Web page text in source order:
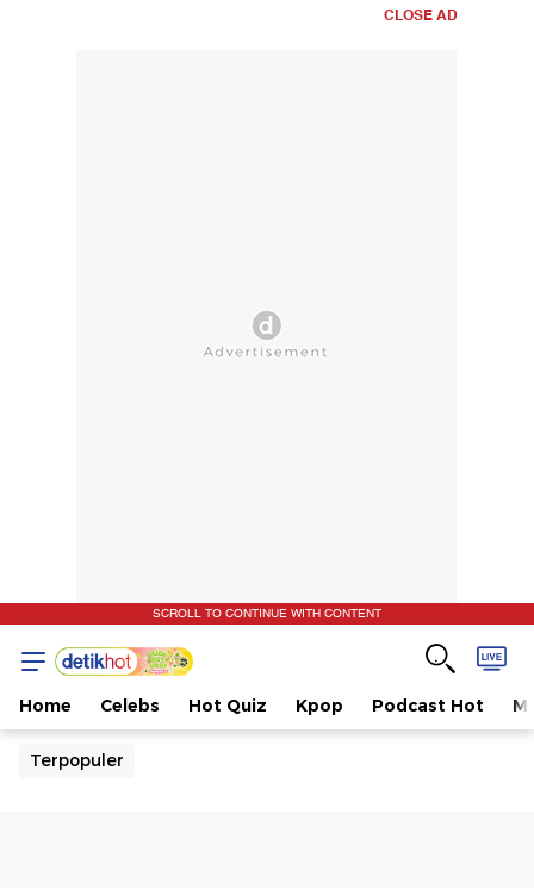
CLOSE AD
SCROLL TO CONTINUE WITH CONTENT
Home Celebs Hot Quiz Kpop Podcast Hot
Terpopuler